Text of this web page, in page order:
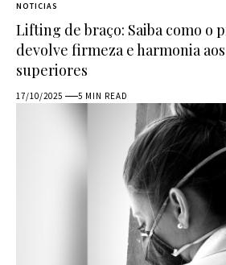
NOTICIAS
Lifting de braço: Saiba como o
devolve firmeza e harmonia
superiores
17/10/2025 5 MIN READ